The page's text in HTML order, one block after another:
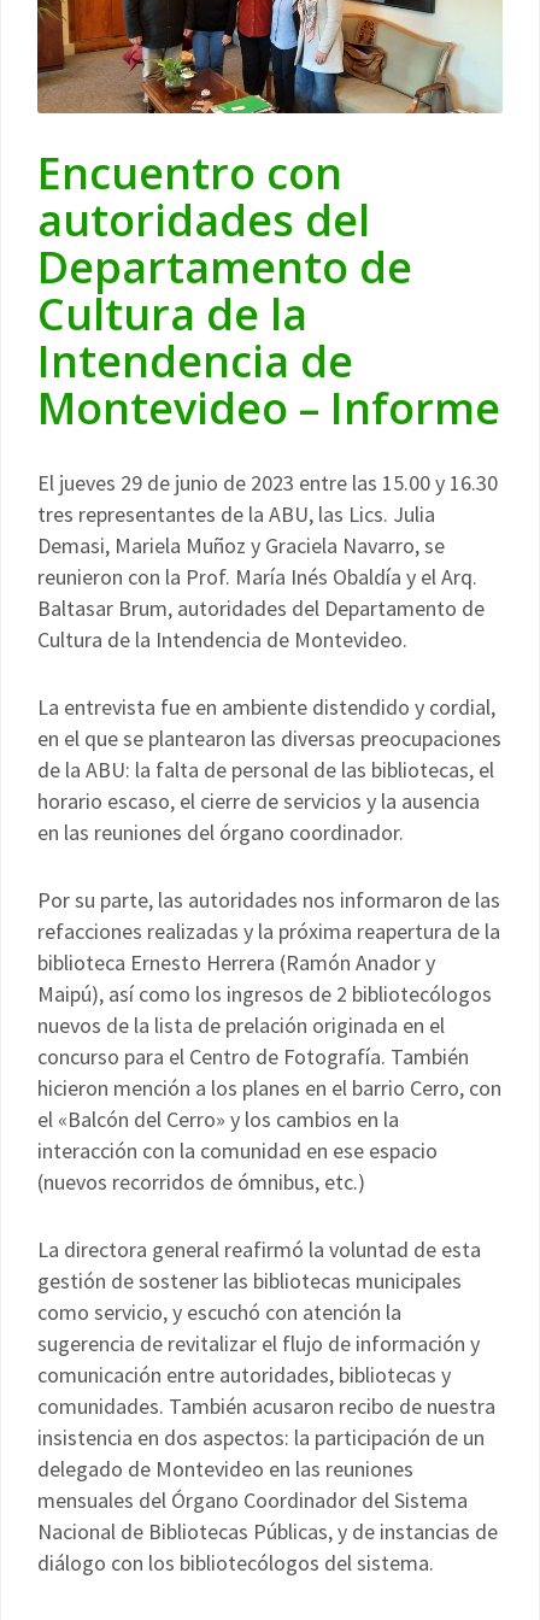
Encuentro con
autoridades del
Departamento de
Cultura de la
Intendencia de
Montevideo – Informe
El jueves 29 de junio de 2023 entre las 15.00 y 16.30
tres representantes de la ABU, las Lics. Julia
Demasi, Mariela Muñoz y Graciela Navarro, se
reunieron con la Prof. María Inés Obaldía y el Arq.
Baltasar Brum, autoridades del Departamento de
Cultura de la Intendencia de Montevideo.
La entrevista fue en ambiente distendido y cordial,
en el que se plantearon las diversas preocupaciones
de la ABU: la falta de personal de las bibliotecas, el
horario escaso, el cierre de servicios y la ausencia
en las reuniones del órgano coordinador.
Por su parte, las autoridades nos informaron de las
refacciones realizadas y la próxima reapertura de la
biblioteca Ernesto Herrera (Ramón Anador y
Maipú), así como los ingresos de 2 bibliotecólogos
nuevos de la lista de prelación originada en el
concurso para el Centro de Fotografía. También
hicieron mención a los planes en el barrio Cerro, con
el «Balcón del Cerro» y los cambios en la
interacción con la comunidad en ese espacio
(nuevos recorridos de ómnibus, etc.)
La directora general reafirmó la voluntad de esta
gestión de sostener las bibliotecas municipales
como servicio, y escuchó con atención la
sugerencia de revitalizar el flujo de información y
comunicación entre autoridades, bibliotecas y
comunidades. También acusaron recibo de nuestra
insistencia en dos aspectos: la participación de un
delegado de Montevideo en las reuniones
mensuales del Órgano Coordinador del Sistema
Nacional de Bibliotecas Públicas, y de instancias de
diálogo con los bibliotecólogos del sistema.